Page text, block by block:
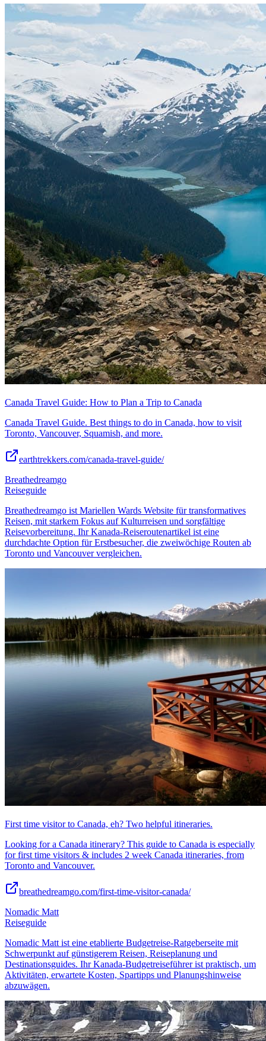
Canada Travel Guide: How to Plan a Trip to Canada
Canada Travel Guide. Best things to do in Canada, how to visit
Toronto, Vancouver, Squamish, and more.
earthtrekkers.com/canada-travel-guide/
Breathedreamgo
Reiseguide
Breathedreamgo ist Mariellen Wards Website für transformatives
Reisen, mit starkem Fokus auf Kulturreisen und sorgfältige
Reisevorbereitung. Ihr Kanada-Reiseroutenartikel ist eine
durchdachte Option für Erstbesucher, die zweiwöchige Routen ab
Toronto und Vancouver vergleichen.
First time visitor to Canada, eh? Two helpful itineraries.
Looking for a Canada itinerary? This guide to Canada is especially
for first time visitors & includes 2 week Canada itineraries, from
Toronto and Vancouver.
breathedreamgo.com/first-time-visitor-canada/
Nomadic Matt
Reiseguide
Nomadic Matt ist eine etablierte Budgetreise-Ratgeberseite mit
Schwerpunkt auf günstigerem Reisen, Reiseplanung und
Destinationsguides. Ihr Kanada-Budgetreiseführer ist praktisch, um
Aktivitäten, erwartete Kosten, Spartipps und Planungshinweise
abzuwägen.